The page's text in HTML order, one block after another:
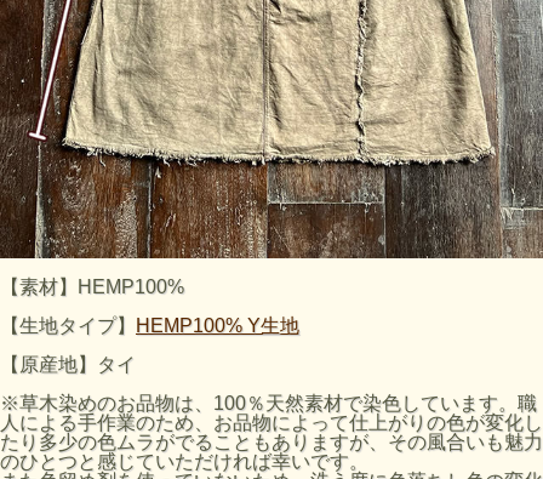
【素材】HEMP100%
【生地タイプ】
HEMP100% Y生地
【原産地】タイ
※草木染めのお品物は、100％天然素材で染色しています。職
人による手作業のため、お品物によって仕上がりの色が変化し
たり多少の色ムラがでることもありますが、その風合いも魅力
のひとつと感じていただければ幸いです。